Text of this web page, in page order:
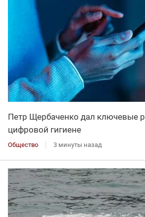
Петр Щербаченко дал ключевые
цифровой гигиене
Общество 3 минуты назад